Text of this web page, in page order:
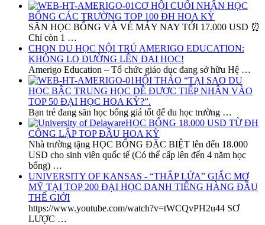
CƠ HỘI CUỐI NHẬN HỌC
BỔNG CÁC TRƯỜNG TOP 100 ĐH HOA KỲ
SĂN HỌC BỔNG VÀ VÉ MÁY NAY TỚI 17.000 USD ⏰
Chỉ còn 1 …
CHỌN DU HỌC NỘI TRÚ AMERIGO EDUCATION:
KHÔNG LO ĐƯỜNG LÊN ĐẠI HỌC!
Amerigo Education – Tổ chức giáo dục đang sở hữu Hệ …
HỘI THẢO “TẠI SAO DU
HỌC BẬC TRUNG HỌC DỄ ĐƯỢC TIẾP NHẬN VÀO
TOP 50 ĐẠI HỌC HOA KỲ?”.
Bạn trẻ đang săn học bổng giá tốt để du học trường …
HỌC BỔNG 18.000 USD TỪ ĐH
CÔNG LẬP TOP ĐẦU HOA KỲ
Nhà trường tặng HỌC BỔNG ĐẶC BIỆT lên đến 18.000
USD cho sinh viên quốc tế (Có thể cấp lên đến 4 năm học
bổng) …
UNIVERSITY OF KANSAS - “THẮP LỬA” GIẤC MƠ
MỸ TẠI TOP 200 ĐẠI HỌC DANH TIẾNG HÀNG ĐẦU
THẾ GIỚI
https://www.youtube.com/watch?v=tWCQvPH2u44 SƠ
LƯỢC …